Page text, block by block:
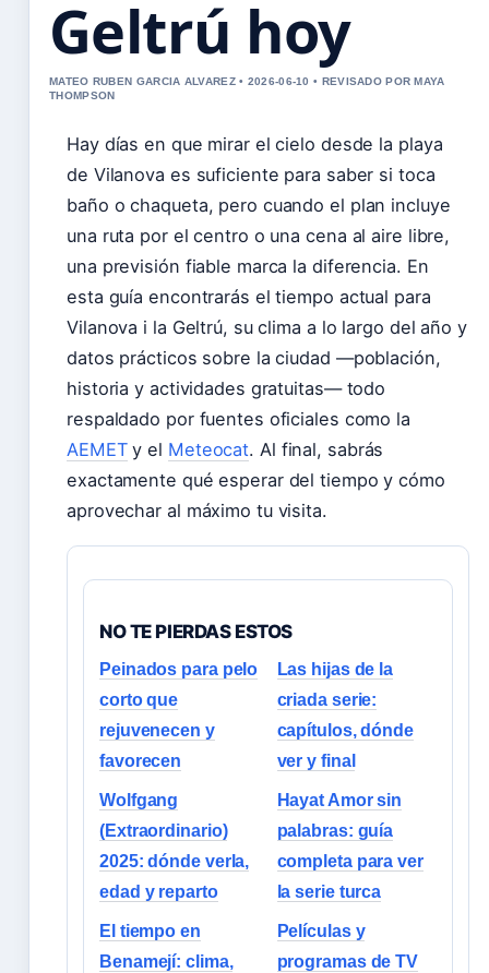
Geltrú hoy
MATEO RUBEN GARCIA ALVAREZ • 2026-06-10 • REVISADO POR MAYA
THOMPSON
Hay días en que mirar el cielo desde la playa
de Vilanova es suficiente para saber si toca
baño o chaqueta, pero cuando el plan incluye
una ruta por el centro o una cena al aire libre,
una previsión fiable marca la diferencia. En
esta guía encontrarás el tiempo actual para
Vilanova i la Geltrú, su clima a lo largo del año y
datos prácticos sobre la ciudad —población,
historia y actividades gratuitas— todo
respaldado por fuentes oficiales como la
AEMETy el Meteocat. Al final, sabrás
exactamente qué esperar del tiempo y cómo
aprovechar al máximo tu visita.
NO TE PIERDAS ESTOS
Peinados para pelo
corto que
rejuvenecen y
favorecen
Las hijas de la
criada serie:
capítulos, dónde
ver y final
Wolfgang
(Extraordinario)
2025: dónde verla,
edad y reparto
Hayat Amor sin
palabras: guía
completa para ver
la serie turca
El tiempo en
Benamejí: clima,
Películas y
programas de TV